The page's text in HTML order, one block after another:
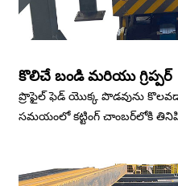
కొలిచే బండి మరియు గ్రిప్పర్
ప్రొఫైల్ ఫెడ్ యొక్క పొడవును
సమయంలో కట్టింగ్ చాంబర్‌లోకి